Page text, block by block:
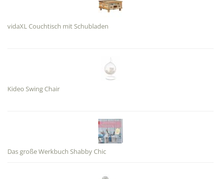
vidaXL Couchtisch mit Schubladen
Kideo Swing Chair
Das große Werkbuch Shabby Chic